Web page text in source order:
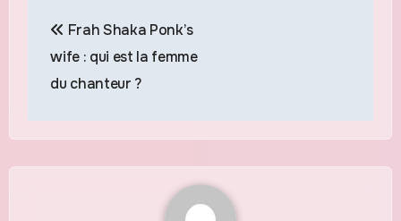
de
l’article
Frah Shaka Ponk’s
wife : qui est la femme
du chanteur ?